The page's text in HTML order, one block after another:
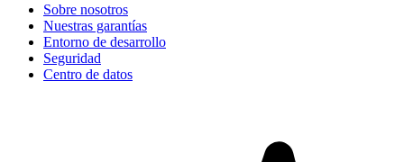
Sobre nosotros
Nuestras garantías
Entorno de desarrollo
Seguridad
Centro de datos